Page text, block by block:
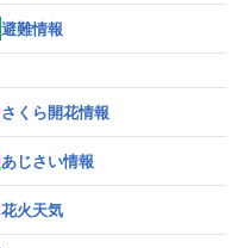
避難情報
さくら開花情報
あじさい情報
花火天気